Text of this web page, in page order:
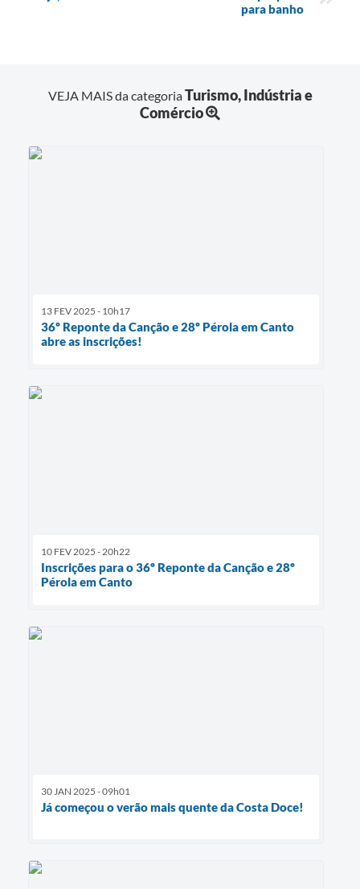
para banho
VEJA MAIS da categoriaTurismo, Indústria e
Comércio
13 FEV 2025 - 10h17
36º Reponte da Canção e 28º Pérola em Canto
abre as inscrições!
10 FEV 2025 - 20h22
Inscrições para o 36º Reponte da Canção e 28º
Pérola em Canto
30 JAN 2025 - 09h01
Já começou o verão mais quente da Costa Doce!